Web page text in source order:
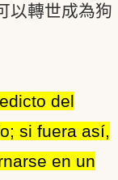
以轉世成為狗
del
si fuera así,
en un